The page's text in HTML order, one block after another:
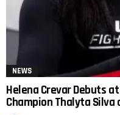
NEWS
Helena Crevar Debuts
Champion Thalyta Silva